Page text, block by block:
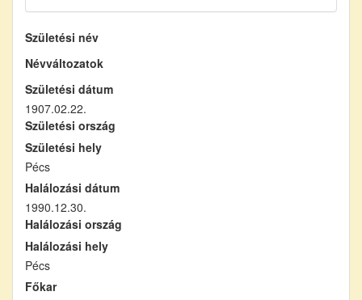
Születési név
Névváltozatok
Születési dátum
1907.02.22.
Születési ország
Születési hely
Pécs
Halálozási dátum
1990.12.30.
Halálozási ország
Halálozási hely
Pécs
Főkar